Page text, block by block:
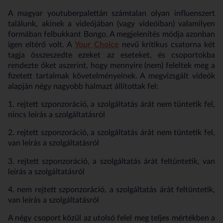
A magyar youtuberpalettán számtalan olyan influenszert
találunk, akinek a videójában (vagy videóiban) valamilyen
formában felbukkant Bongo. A megjelenítés módja azonban
igen eltérő volt. A Your Choice nevű kritikus csatorna két
tagja összeszedte ezeket az eseteket, és csoportokba
rendezte őket aszerint, hogy mennyire (nem) feleltek meg a
fizetett tartalmak követelményeinek. A megvizsgált videók
alapján négy nagyobb halmazt állítottak fel:
1. rejtett szponzoráció, a szolgáltatás árát nem tüntetik fel ,
nincs leírás a szolgáltatásról
2. rejtett szponzoráció, a szolgáltatás árát nem tüntetik fel ,
van leírás a szolgáltatásról
3. rejtett szponzoráció, a szolgáltatás árát feltüntetik, van
leírás a szolgáltatásról
4. nem rejtett szponzoráció, a szolgáltatás árát feltüntetik,
van leírás a szolgáltatásról
A négy csoport közül az utolsó felel meg teljes mértékben a